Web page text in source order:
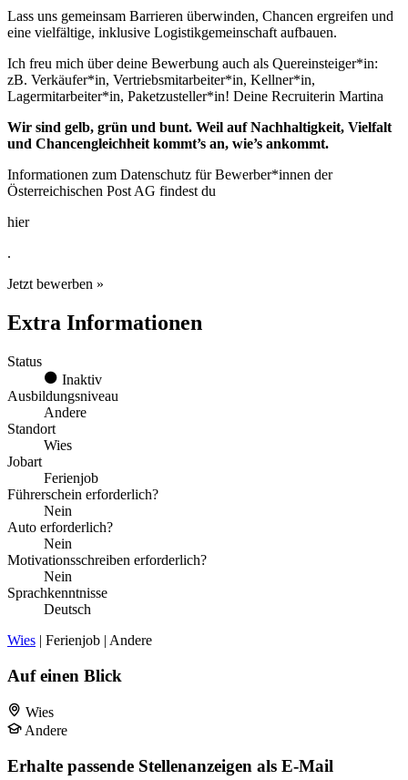
Lass uns gemeinsam Barrieren überwinden, Chancen ergreifen und
eine vielfältige, inklusive Logistikgemeinschaft aufbauen.
Ich freu mich über deine Bewerbung auch als Quereinsteiger*in:
zB. Verkäufer*in, Vertriebsmitarbeiter*in, Kellner*in,
Lagermitarbeiter*in, Paketzusteller*in! Deine Recruiterin Martina
Wir sind gelb, grün und bunt. Weil auf Nachhaltigkeit, Vielfalt
und Chancengleichheit kommt’s an, wie’s ankommt.
Informationen zum Datenschutz für Bewerber*innen der
Österreichischen Post AG findest du
hier
.
Jetzt bewerben »
Extra Informationen
Status
Inaktiv
Ausbildungsniveau
Andere
Standort
Wies
Jobart
Ferienjob
Führerschein erforderlich?
Nein
Auto erforderlich?
Nein
Motivationsschreiben erforderlich?
Nein
Sprachkenntnisse
Deutsch
Wies | Ferienjob | Andere
Auf einen Blick
Wies
Andere
Erhalte passende Stellenanzeigen als E-Mail